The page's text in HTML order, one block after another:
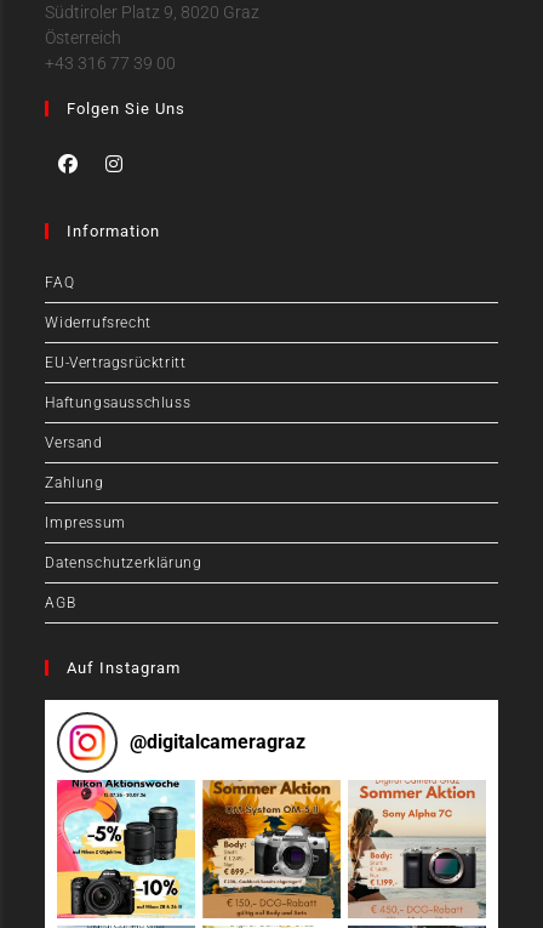
Südtiroler Platz 9, 8020 Graz
Österreich
+43 316 77 39 00
Folgen Sie Uns
Information
FAQ
Widerrufsrecht
EU-Vertragsrücktritt
Haftungsausschluss
Versand
Zahlung
Impressum
Datenschutzerklärung
AGB
Auf Instagram
@digitalcameragraz